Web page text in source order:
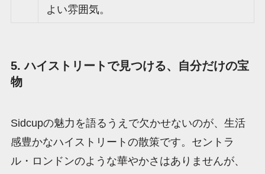
よい雰囲気。
5. ハイストリートで見つける、自分だけの宝
物
Sidcupの魅力を語るうえで欠かせないのが、生活
感豊かなハイストリートの散策です。セントラ
ル・ロンドンのような華やかさはありませんが、